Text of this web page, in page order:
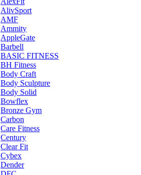
AlivSport
AMF
Ammity
AppleGate
Barbell
BASIC FITNESS
BH Fitness
Body Craft
Body Sculpture
Body Solid
Bowflex
Bronze Gym
Carbon
Care Fitness
Century
Clear Fit
Cybex
Dender